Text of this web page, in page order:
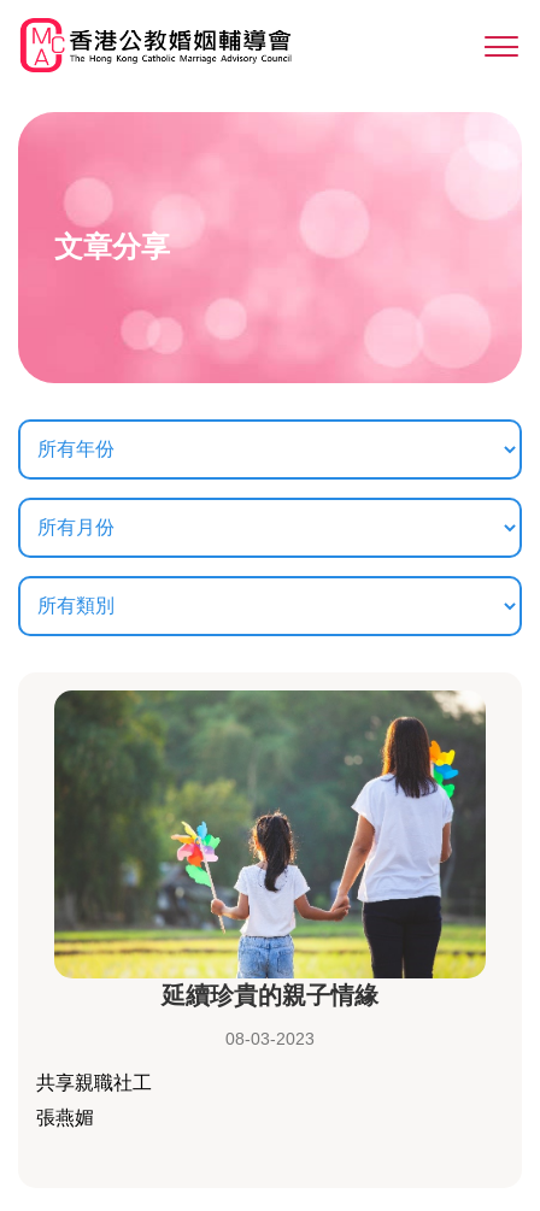
main
文章分享
延續珍貴的親子情緣
08-03-2023
共享親職社工
張燕媚